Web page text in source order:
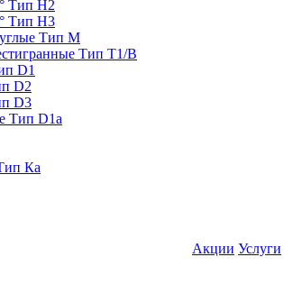
Тип H2
Тип H3
Тип M
Тип T1/B
D1
D2
D3
Тип D1a
Кa
Акции Услуги